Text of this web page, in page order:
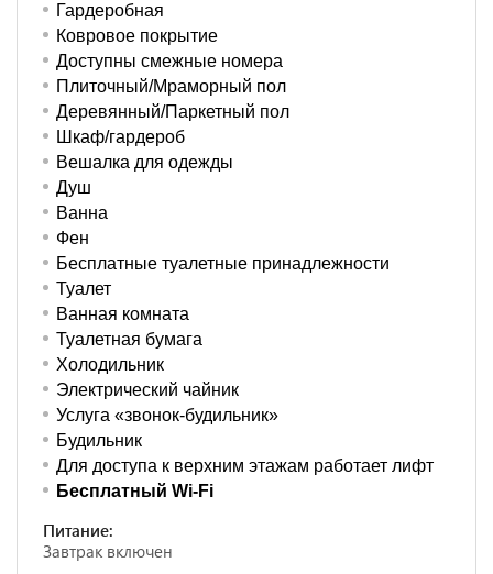
Гардеробная
Ковровое покрытие
Доступны смежные номера
Плиточный/Мраморный пол
Деревянный/Паркетный пол
Шкаф/гардероб
Вешалка для одежды
Душ
Ванна
Фен
Бесплатные туалетные принадлежности
Туалет
Ванная комната
Туалетная бумага
Холодильник
Электрический чайник
Услуга «звонок-будильник»
Будильник
Для доступа к верхним этажам работает лифт
Бесплатный Wi-Fi
Питание:
Завтрак включен